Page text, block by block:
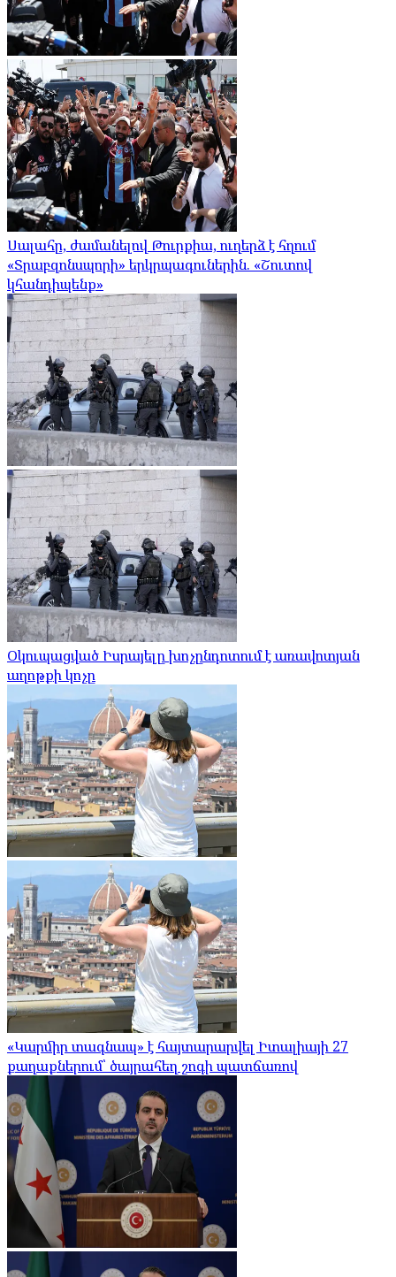
Սալահը, ժամանելով Թուրքիա, ուղերձ է հղում
«Տրաբզոնսպորի» երկրպագուներին. «Շուտով
կհանդիպենք»
Օկուպացված Իսրայելը խոչընդոտում է առավոտյան
աղոթքի կոչը
«Կարմիր տագնապ» է հայտարարվել Իտալիայի 27
քաղաքներում՝ ծայրահեղ շոգի պատճառով